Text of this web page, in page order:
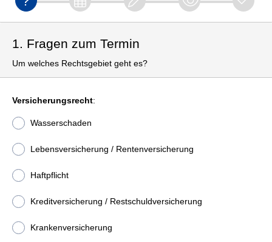
1. Fragen zum Termin
Um welches Rechtsgebiet geht es?
Versicherungsrecht:
Wasserschaden
Lebensversicherung / Rentenversicherung
Haftpflicht
Kreditversicherung / Restschuldversicherung
Krankenversicherung